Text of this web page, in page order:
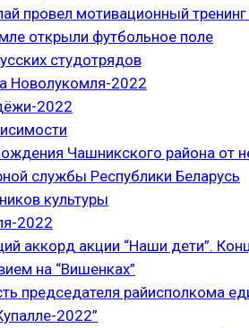
провел мотивационный
открыли футбольное поле
студотрядов
Новолукомля-2022
2022
Чашникского района от
службы Республики Беларусь
культуры
2022
аккорд акции “Наши дети”.
на “Вишенках”
председателя райисполкома
2022”